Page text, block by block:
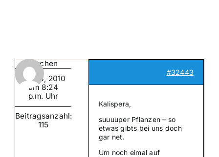
Mein
Baerchen
Juli 13, 2010
um 8:24
p.m. Uhr
Beitragsanzahl:
115
#32443
Kalispera,
suuuuper Pflanzen – so
etwas gibts bei uns doch
gar net.
Um noch eimal auf